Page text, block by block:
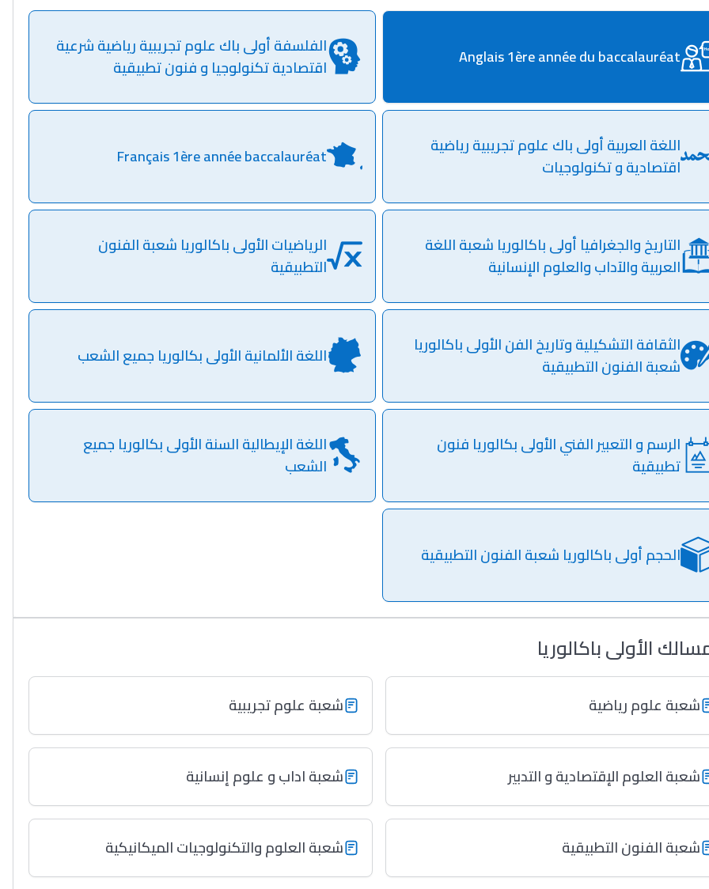
Anglais 1ère année du baccalauréat
الفلسفة أولى باك علوم تجريبية رياضية شرعية
اقتصادية تكنولوجيا و فنون تطبيقية
اللغة العربية أولى باك علوم تجريبية رياضية
اقتصادية و تكنولوجيات
Français 1ère année baccalauréat
التاريخ والجغرافيا أولى باكالوريا شعبة اللغة
العربية والآداب والعلوم الإنسانية
الرياضيات الأولى باكالوريا شعبة الفنون
التطبيقية
الثقافة التشكيلية وتاريخ الفن الأولى باكالوريا
شعبة الفنون التطبيقية
اللغة الألمانية الأولى بكالوريا جميع الشعب
الرسم و التعبير الفني الأولى بكالوريا فنون
تطبيقية
اللغة الإيطالية السنة الأولى بكالوريا جميع
الشعب
الحجم أولى باكالوريا شعبة الفنون التطبيقية
الأولى باكالوريا
شعبة علوم رياضية شعبة علوم تجريبية
شعبة العلوم الإقتصادية و التدبير شعبة اداب و علوم إنسانية
شعبة الفنون التطبيقية شعبة العلوم والتكنولوجيات الميكانيكية